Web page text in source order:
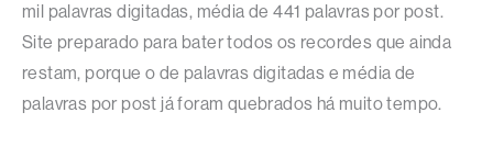
mil palavras digitadas, média de 441 palavras por post.
Site preparado para bater todos os recordes que ainda
restam, porque o de palavras digitadas e média de
palavras por post já foram quebrados há muito tempo.